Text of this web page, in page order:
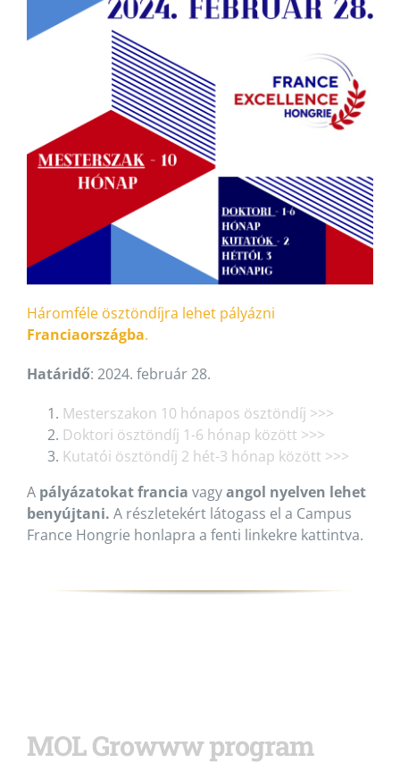
Háromféle ösztöndíjra lehet pályázni
Franciaországba.
Határidő: 2024. február 28.
Mesterszakon 10 hónapos ösztöndíj >>>
Doktori ösztöndíj 1-6 hónap között >>>
Kutatói ösztöndíj 2 hét-3 hónap között >>>
A pályázatokatfrancia vagyangol nyelven lehet
benyújtani. A részletekért látogass el a Campus
France Hongrie honlapra a fenti linkekre kattintva.
MOL Growww program